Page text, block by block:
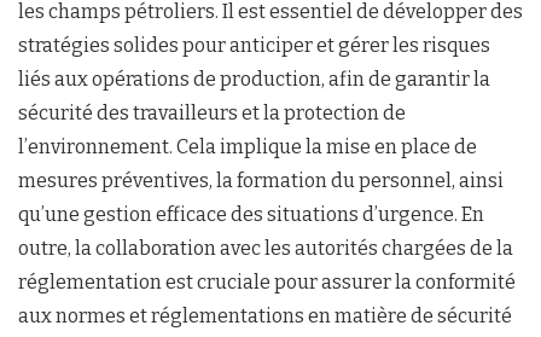
les champs pétroliers. Il est essentiel de développer des
stratégies solides pour anticiper et gérer les risques
liés aux opérations de production, afin de garantir la
sécurité des travailleurs et la protection de
l’environnement. Cela implique la mise en place de
mesures préventives, la formation du personnel, ainsi
qu’une gestion efficace des situations d’urgence. En
outre, la collaboration avec les autorités chargées de la
réglementation est cruciale pour assurer la conformité
aux normes et réglementations en matière de sécurité